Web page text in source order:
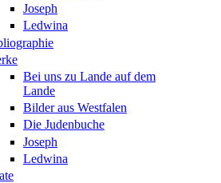
Joseph
Ledwina
Bei uns zu Lande auf dem
Lande
Bilder aus Westfalen
Die Judenbuche
Joseph
Ledwina